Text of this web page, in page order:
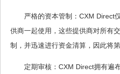
严格的资本管制：CXM Direct
供商一起使用，这些提供商对所有
制，并迅速进行资金清算，因此将
定期审核：CXM Direct拥有遍